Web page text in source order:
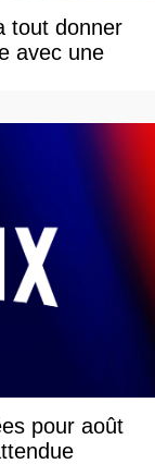
tout donner
avec une
pour août